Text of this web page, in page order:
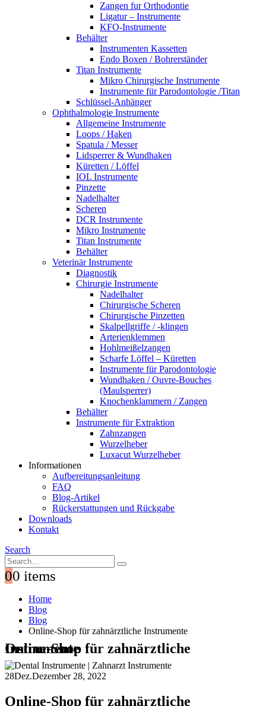
Zangen fur Orthodontie
Ligatur – Instrumente
KFO-Instrumente
Behälter
Instrumenten Kassetten
Endo Boxen / Bohrerständer
Titan Instrumente
Mikro Chirurgische Instrumente
Instrumente für Parodontologie /Titan
Schlüssel-Anhänger
Ophthalmologie Instrumente
Allgemeine Instrumente
Loops / Haken
Spatula / Messer
Lidsperrer & Wundhaken
Küretten / Löffel
IOL Instrumente
Pinzette
Nadelhalter
Scheren
DCR Instrumente
Mikro Instrumente
Titan Instrumente
Behälter
Veterinär Instrumente
Diagnostik
Chirurgie Instrumente
Nadelhalter
Chirurgische Scheren
Chirurgische Pinzetten
Skalpellgriffe / -klingen
Arterienklemmen
Hohlmeißelzangen
Scharfe Löffel – Küretten
Instrumente für Parodontologie
Wundhaken / Ouvre-Bouches
(Maulsperrer)
Knochenklammern / Zangen
Behälter
Instrumente für Extraktion
Zahnzangen
Wurzelheber
Luxacut Wurzelheber
Informationen
Aufbereitungsanleitung
FAQ
Blog-Artikel
Rückerstattungen und Rückgabe
Downloads
Kontakt
Search
00 items
Home
Blog
Blog
Online-Shop für zahnärztliche Instrumente
Online-Shop für zahnärztliche Instrumente
28Dez.Dezember 28, 2022
Online-Shop für zahnärztliche